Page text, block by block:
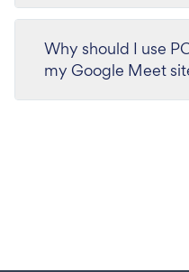
Why should I use
my Google Meet